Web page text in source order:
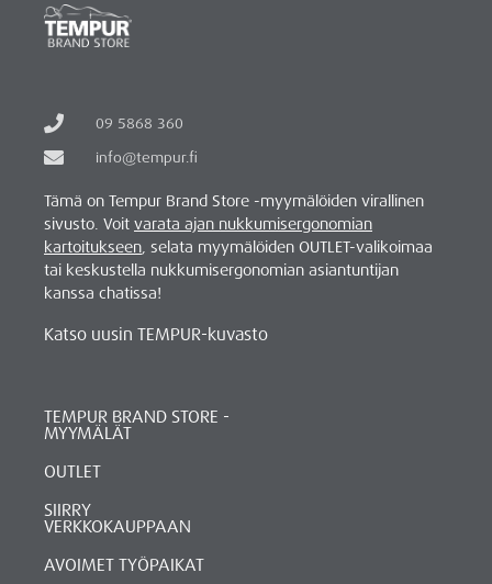
09 5868 360
info@tempur.fi
Tämä on Tempur Brand Store -myymälöiden virallinen
sivusto. Voit varata ajan nukkumisergonomian
kartoitukseen, selata myymälöiden OUTLET-valikoimaa
tai keskustella nukkumisergonomian asiantuntijan
kanssa chatissa!
Katso uusin TEMPUR-kuvasto
TEMPUR BRAND STORE -
MYYMÄLÄT
OUTLET
SIIRRY
VERKKOKAUPPAAN
AVOIMET TYÖPAIKAT